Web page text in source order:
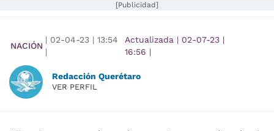
[Publicidad]
NACIÓN
| 02-04-23 | 13:54
|
Actualizada | 02-07-23 |
16:56 |
Redacción Querétaro
VER PERFIL